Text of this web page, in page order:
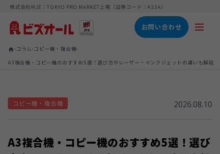
株式会社MJE：TOKYO PRO MARKET上場（証券コード：433A）
お問い合わせ
home ›コラム ›コピー機・複合機›
A3複合機・コピー機のおすすめ5選！選び方やレーザー・インクジェットの違いも解説
コピー機・複合機 2026.08.10
A3複合機・コピー機のおすすめ5選！選び